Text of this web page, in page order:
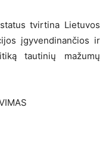
tvirtina Lietuvos
įgyvendinančios ir
tautinių mažumų